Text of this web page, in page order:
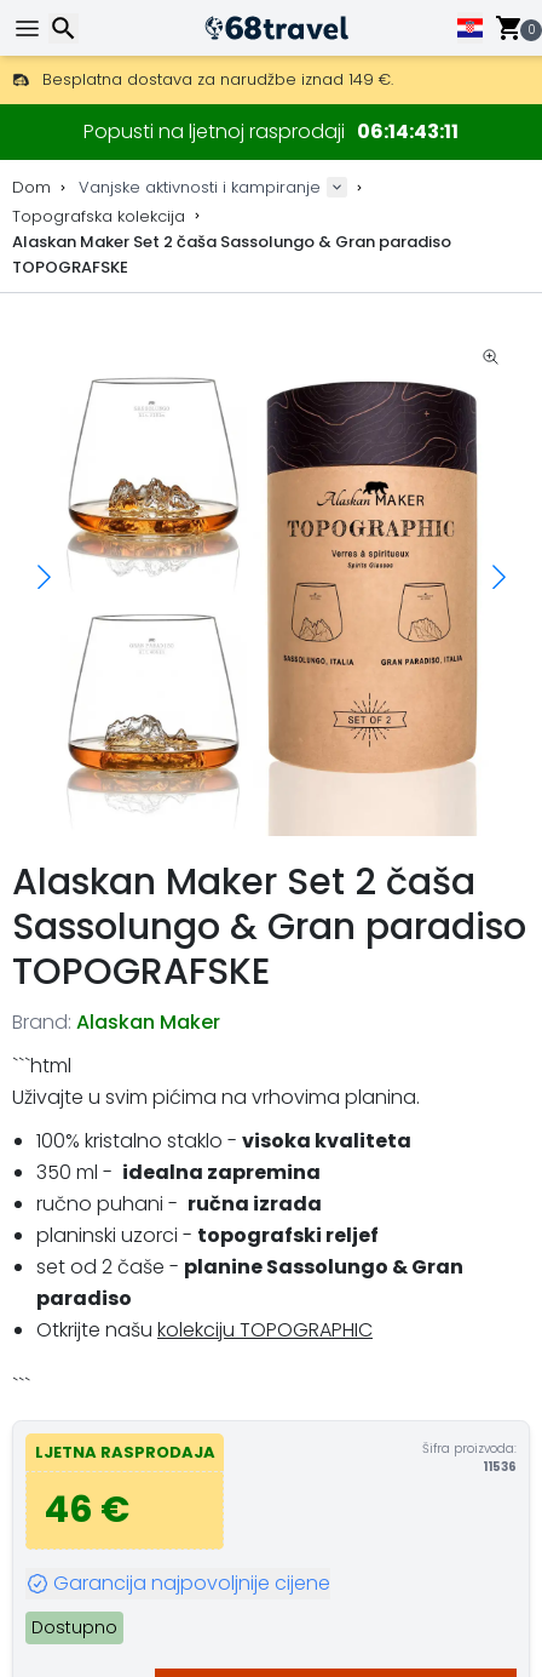
0
Besplatna dostava za narudžbe iznad 149 €.
Mogućnost slanja DHL Expressom (dostava unutar 24 sata)
30 dana za povrat, 90 dana za drvene karte i dekoracije.
Najbolje cijene za outdoor opremu i dodatke.
Popusti na ljetnoj rasprodaji 06144310
Dom
Vanjske aktivnosti i kampiranje
Topografska kolekcija
Alaskan Maker Set 2 čaša Sassolungo & Gran paradiso
TOPOGRAFSKE
Alaskan Maker Set 2 čaša
Sassolungo & Gran paradiso
TOPOGRAFSKE
Brand: Alaskan Maker
```html
Uživajte u svim pićima na vrhovima planina.
100% kristalno staklo - visoka kvaliteta
350 ml - idealna zapremina
ručno puhani - ručna izrada
planinski uzorci - topografski reljef
set od 2 čaše - planine Sassolungo & Gran
paradiso
Otkrijte našu kolekciju TOPOGRAPHIC
```
LJETNA RASPRODAJA
46 €
Šifra proizvoda:
11536
Garancija najpovoljnije cijene
Dostupno
Traži